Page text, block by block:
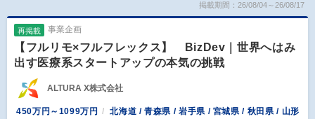
掲載期間：26/08/04～26/08/17
再掲載 事業企画
【フルリモ×フルフレックス】 BizDev｜世界へはみ
出す医療系スタートアップの本気の挑戦
ALTURA X株式会社
450万円～1099万円
北海道 / 青森県 / 岩手県 / 宮城県 / 秋田県 / 山形